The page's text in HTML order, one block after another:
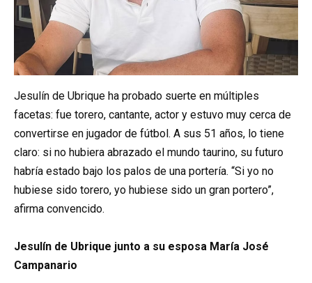
Jesulín de Ubrique ha probado suerte en múltiples
facetas: fue torero, cantante, actor y estuvo muy cerca de
convertirse en jugador de fútbol. A sus 51 años, lo tiene
claro: si no hubiera abrazado el mundo taurino, su futuro
habría estado bajo los palos de una portería. “Si yo no
hubiese sido torero, yo hubiese sido un gran portero”,
afirma convencido.
Jesulín de Ubrique junto a su esposa María José
Campanario